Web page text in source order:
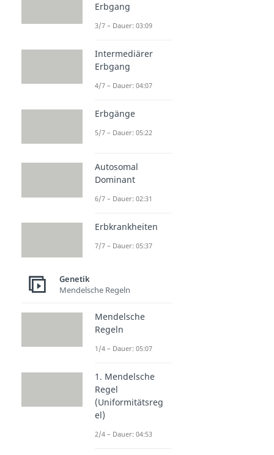
Erbgang
3/7 – Dauer: 03:09
Intermediärer
Erbgang
4/7 – Dauer: 04:07
Erbgänge
5/7 – Dauer: 05:22
Autosomal
Dominant
6/7 – Dauer: 02:31
Erbkrankheiten
7/7 – Dauer: 05:37
Genetik
Mendelsche Regeln
Mendelsche
Regeln
1/4 – Dauer: 05:07
1. Mendelsche
Regel
(Uniformitätsreg
el)
2/4 – Dauer: 04:53